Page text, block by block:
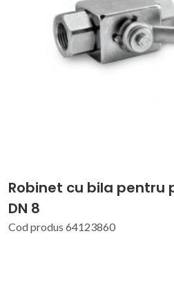
Robinet cu bila pentru
DN 8
Cod produs 64123860